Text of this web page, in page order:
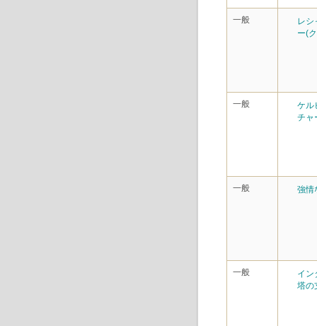
一般
レシ
ー(
一般
ケル
チャ
一般 強情
一般
イン
塔の